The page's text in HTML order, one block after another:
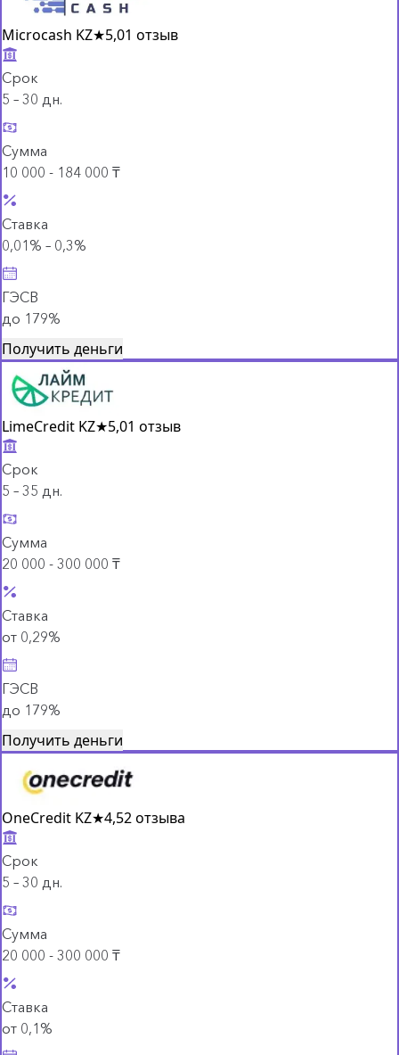
Microcash KZ★5,01 отзыв
Срок
5 – 30 дн.
Сумма
10 000 - 184 000 ₸
Ставка
0,01% – 0,3%
ГЭСВ
до 179%
Получить деньги
LimeCredit KZ★5,01 отзыв
Срок
5 – 35 дн.
Сумма
20 000 - 300 000 ₸
Ставка
от 0,29%
ГЭСВ
до 179%
Получить деньги
OneCredit KZ★4,52 отзыва
Срок
5 – 30 дн.
Сумма
20 000 - 300 000 ₸
Ставка
от 0,1%